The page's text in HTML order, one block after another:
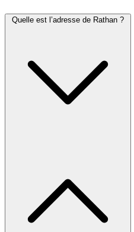
Quelle est l’adresse de Rathan ?